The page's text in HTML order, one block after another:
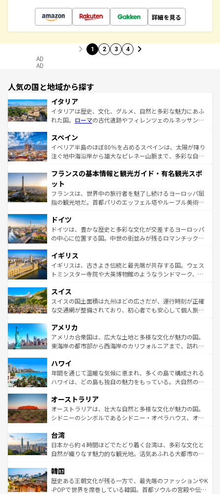
詳細を見る
1 2 3 4
AD
AD
人気の国と地域から探す
イタリア
イタリアは歴史、文化、グルメ、自然と多彩な魅力にあふ
れた国。 ローマの古代遺跡やフィレンツェのルネッサンス
ろん、トスカーナの美しい田園風景やアマルフィ海岸の絶
景など、自然景観も見逃せない。観光の合間には、本場の
ピザやパスタなど、絶品のイタリア料理を堪能することも
ませてくれるイタリアで、忘れられない旅をしてみよう！
なお、新着のイタリア情報は
しい。
スペイン
イベリア半島のほぼ80％を占めるスペインは、太陽が降り
注ぐ地中海沿岸から雄大なピレネー山脈まで、多彩な自然
文化が根付くこの国では、情熱的なフラメンコ、熱気あふ
れる闘牛、そして美味しいタパスが生活の一部となってい
る。首都マドリードの洗練された雰囲気や、バルセロナの
アートに溢れた街角から、地方では古代ローマ遺跡や中世
せる。地方によって風土や気候が異なるスペインはその個
性で訪れる人を魅了する。 なお、新着のスペイン情報は コ
ンテンツ一覧を参照してほしい。
フランスの基本情報と観光ガイド・有名観光スポ
ット
フランスは、世界中の旅行者を魅了し続けるヨーロッパ屈
指の観光地だ。首都パリのエッフェル塔やルーブル美術館
で、幅広い魅力が詰まっている。華麗な宮殿、歴史的な大
聖堂、美しいビーチ、そして豊かな自然が、訪れる者を心
から魅了する。また、フランスは美食の国としても知ら
いる。シャンパンの発祥地であるランス、プロヴァンスの
香り高いラベンダー畑など、多彩な楽しみ方が可能だ。さ
らに、パリ以外の地域にも魅力が溢れており、どの街角に
れる地方に足を運ぶとそれぞれで全く異なる文化を体験で
きるだろう。 なお、新着のフランス情報はコンテンツ一覧
を参照してほしい。
ドイツ
ドイツは、豊かな歴史と多彩な文化が交差するヨーロッパ
の中心に位置する国。中世の街並みが残るロマンチック街
顔を持つこの国は、どこを歩いても飽きることがない。ベ
ルリンの文化的活気、バイエルン州のアルプスの絶景、そ
してライン川沿いのワイン畑といった風景は必見。ビール
は、お酒好きな人にはぜひ体験してほしい。 なお、新着の
ドイツ情報はコンテンツ一覧を参照してほしい。
イギリス
イギリスは、古きよき伝統と最先端が共存する国。ウェス
トミンスター寺院や大英博物館のようなランドマーク、歴
リアごとに異なる魅力がある。また、優雅なアフタヌーン
ティー、ビール好きにはたまらない英国パブ、サッカー観
戦など、本場だからこそできる体験も豊富。イギリスを旅
ンツ一覧を参照してほしい。
スイス
スイスの国土面積は九州ほどの広さだが、運行時刻が正確
な交通網が整備されており、初心者でも安心して個人旅行
の建物がそのまま残る町や、スイスならではのユニークな
博物館もあり、アルプス観光だけでなく町歩きも満喫する
ことができる。国民の所得が高いため物価も高いが、旅行
ば市内交通費無料で観光を楽しむこともできる。 なお、新
着のスイス情報はコンテンツ一覧 を参照してほしい。
アメリカ
アメリカ合衆国は、広大な土地と多様な文化が魅力の国。
東海岸の都市部から西海岸のカリフォルニアまで、訪れる
のような巨大都市は、観光、ショッピング、エンターテイ
ンメントが詰まった刺激的なスポットだ。一方、アメリカ
西部には大自然が広がり、グランドキャニオンやイエロー
部のニューオーリンズでは、音楽と美食が融合した独特の
文化が魅力。旅行者はアメリカの各地域で異なる魅力を楽
しみながら、その多様性と豊かな歴史を感じることができ
ならではの贅沢な旅のスタイルだ。 なお、新着のアメリカ
情報はコンテンツ一覧を参照してほしい。
ハワイ
年間を通じて温暖な気候に恵まれ、多くの島で構成される
ハワイは、どの島も独自の魅力をもっている。大自然の神
ワイ島は見逃せない。また、定番の観光地といえばオアフ
島だが、静かな自然を求めるならマウイ島やカウアイ島が
おすすめ。エメラルドグリーンに輝く海をはじめ、豊かな
れるおもてなしの心で訪れる人々を迎えてくれるハワイの
人々、おいしいローカルフードやハワイアンミュージッ
ク、伝統的なフラダンスなど、すべてがハワイの魅力を彩
ワイを、存分に味わってほしい。 なお、新着のハワイ情報
はコンテンツ一覧を参照してほしい。
オーストラリア
オーストラリアは、壮大な自然と多様な文化が魅力の国。
シドニーのシンボルであるシドニー・オペラハウス、オー
リアリーフや大陸中央部にそびえるウルル（エアーズロッ
ク）、タスマニアの美しい原生林やケアンズの熱帯雨林な
ど、見どころがたくさん。また、カフェやワイン、オージ
いる。アクティビティも充実しており、サーフィンやダイ
ビング、ハイキングなど、アウトドア好きにはたまらな
い。オーストラリアの多彩な魅力を存分に味わいつくそ
台湾
日本から約４時間ほどでたどり着く台湾は、多彩な文化と
自然が織りなす魅力的な観光地。活気あふれる大都市の台
ン）、静ひつな山岳地帯である台湾東部など、都市の喧騒
と山間の静けさが共存しており、訪れる人に新しい発見と
驚きをもたらしてくれる。また、奥深い台湾の食文化も魅
韓国
歴史ある王朝文化が残る一方で、最先端のファッションやK
-POPで世界を席巻している韓国。首都ソウルの宮殿や伝統